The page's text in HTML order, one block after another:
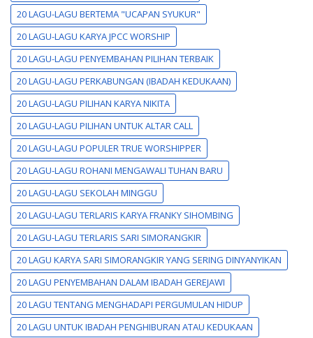
20 LAGU-LAGU BERTEMA "UCAPAN SYUKUR"
20 LAGU-LAGU KARYA JPCC WORSHIP
20 LAGU-LAGU PENYEMBAHAN PILIHAN TERBAIK
20 LAGU-LAGU PERKABUNGAN (IBADAH KEDUKAAN)
20 LAGU-LAGU PILIHAN KARYA NIKITA
20 LAGU-LAGU PILIHAN UNTUK ALTAR CALL
20 LAGU-LAGU POPULER TRUE WORSHIPPER
20 LAGU-LAGU ROHANI MENGAWALI TUHAN BARU
20 LAGU-LAGU SEKOLAH MINGGU
20 LAGU-LAGU TERLARIS KARYA FRANKY SIHOMBING
20 LAGU-LAGU TERLARIS SARI SIMORANGKIR
20 LAGU KARYA SARI SIMORANGKIR YANG SERING DINYANYIKAN
20 LAGU PENYEMBAHAN DALAM IBADAH GEREJAWI
20 LAGU TENTANG MENGHADAPI PERGUMULAN HIDUP
20 LAGU UNTUK IBADAH PENGHIBURAN ATAU KEDUKAAN